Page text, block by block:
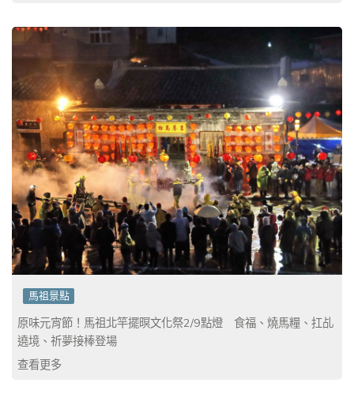
馬祖景點
原味元宵節！馬祖北竿擺暝文化祭2/9點燈 食福、燒馬糧、扛乩
遶境、祈夢接棒登場
查看更多